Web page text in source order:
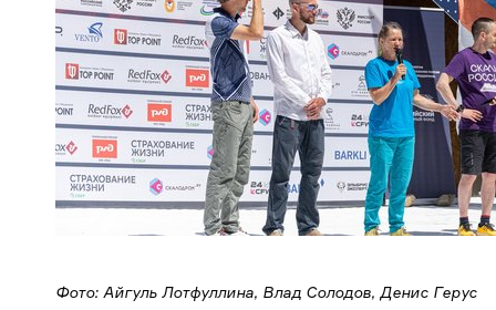
Фото: Айгуль Лотфуллина, Влад Солодов, Денис Герус